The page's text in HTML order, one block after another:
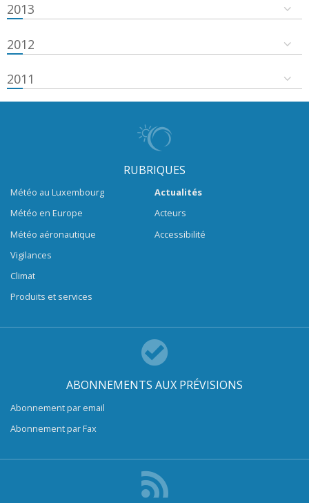
2013
2012
2011
RUBRIQUES
Météo au Luxembourg
Météo en Europe
Météo aéronautique
Vigilances
Climat
Produits et services
Actualités
Acteurs
Accessibilité
ABONNEMENTS AUX PRÉVISIONS
Abonnement par email
Abonnement par Fax